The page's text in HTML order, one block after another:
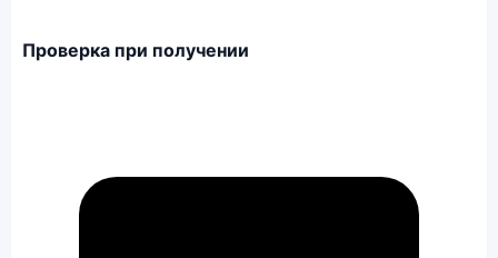
Проверка при получении